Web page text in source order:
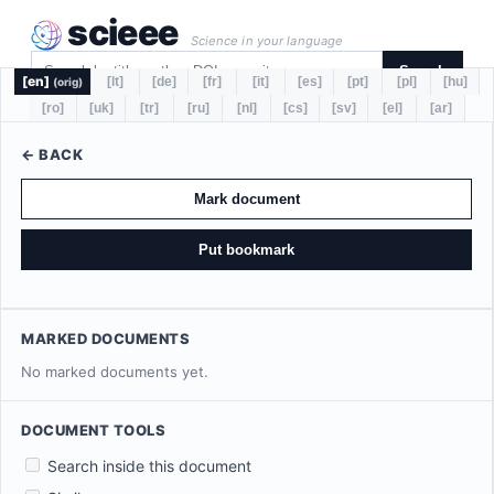
scieee Science in your language
Search
[en] (orig) [lt] [de] [fr] [it] [es] [pt] [pl]
[hu]
[ro]
[uk] [tr] [ru] [nl] [cs] [sv] [el] [ar]
← BACK
Mark document
Put bookmark
MARKED DOCUMENTS
No marked documents yet.
DOCUMENT TOOLS
Search inside this document